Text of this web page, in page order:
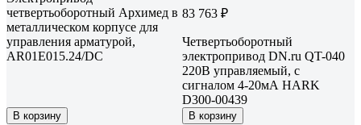
четвертьоборотный Архимед в
металлическом корпусе для
управления арматурой,
AR01E015.24/DC
В корзину
83 763 ₽
Четвертьоборотный
электропривод DN.ru QT-040
220В управляемый, с
сигналом 4-20мА HARK
D300-00439
В корзину